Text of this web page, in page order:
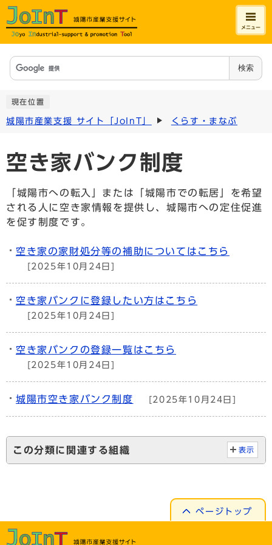
メニュー
検索
現在位置
城陽市産業支援 サイト「JoInT」 くらす・まなぶ
空き家バンク制度
「城陽市への転入」または「城陽市での転居」を希望
される人に空き家情報を提供し、城陽市への定住促進
を促す制度です。
空き家の家財処分等の補助についてはこちら
[2025年10月24日]
空き家バンクに登録したい方はこちら
[2025年10月24日]
空き家バンクの登録一覧はこちら
[2025年10月24日]
城陽市空き家バンク制度 [2025年10月24日]
この分類に関連する組織 表示
ページトップ